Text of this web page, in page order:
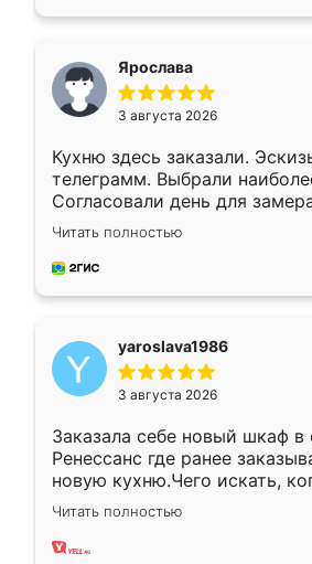
Ярослава
3 августа 2026
Кухню здесь заказали.
телеграмм. Выбрали
Согласовали день для
недели кухня была уже
довольны работой. Спасибо
мебель за качественную
Читать полностью
yaroslava1986
3 августа 2026
Заказала себе новый шкаф в
Ренессанс где ранее
новую кухню.Чего искать,
вполне довольна. Служит
два года, нареканий нет.
Читать полностью